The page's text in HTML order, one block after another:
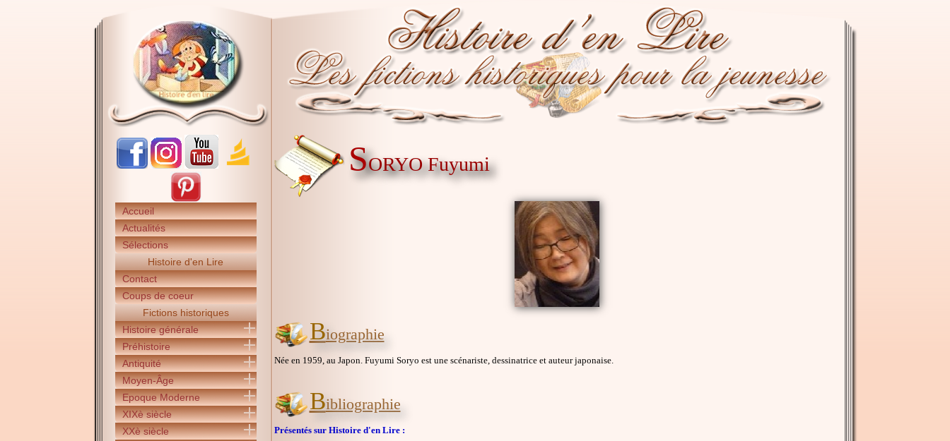
Accueil
Actualités
Sélections
Histoire d'en Lire
Contact
Coups de coeur
Fictions historiques
Histoire générale
Préhistoire
Antiquité
Moyen-Âge
Epoque Moderne
XIXè siècle
XXè siècle
SORYO Fuyumi
Biographie
Née en 1959, au Japon. Fuyumi Soryo est une scénariste, dessinatrice et auteur japonaise.
Bibliographie
Présentés sur Histoire d'en Lire :